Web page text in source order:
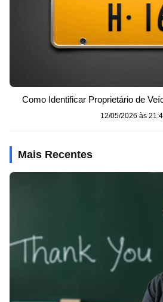
Como Identificar Proprietário de
12/05/2026 às
Mais Recentes